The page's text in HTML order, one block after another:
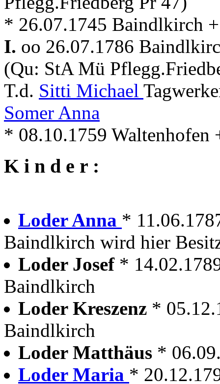
* 26.07.1745 Baindlkirch
I. oo 26.07.1786
(Qu: StA Mü
T.d. Sitti Michael
Somer Anna
* 08.10.1759
K i n d e r :
Loder Anna *
Baindlkirch wird hier
Loder Josef *
Baindlkirch
Loder Kreszenz *
Baindlkirch
Loder Matthäus *
Loder Maria *